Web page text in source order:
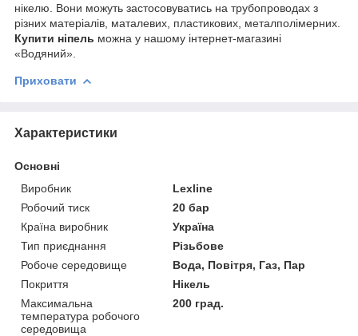
нікелю. Вони можуть застосовуватись на трубопроводах з
різних матеріалів, маталевих, пластикових, металполімерних.
Купити ніпель можна у нашому інтернет-магазині
«Водяний».
Приховати
Характеристики
Основні
Виробник
Lexline
Робочий тиск
20 бар
Країна виробник
Україна
Тип приєднання
Різьбове
Робоче середовище
Вода, Повітря, Газ, Пар
Покриття
Нікель
Максимальна
температура робочого
середовища
200 град.